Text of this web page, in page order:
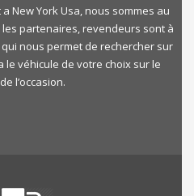
New York Usa, nous sommes au
partenaires, revendeurs sont à
nous permet de rechercher sur
le véhicule de votre choix sur le
l’occasion.